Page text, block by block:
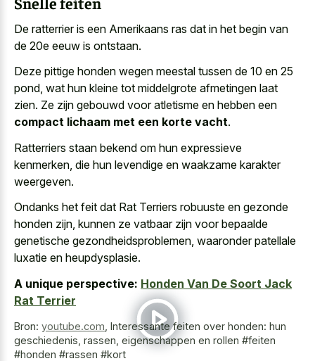
De ratterrier is een Amerikaans ras dat in het begin van
de 20e eeuw is ontstaan.
Deze pittige honden wegen meestal tussen de 10 en 25
pond, wat hun kleine tot middelgrote afmetingen laat
zien. Ze zijn gebouwd voor atletisme en hebben een
compact lichaam met een korte vacht.
Ratterriers staan bekend om hun expressieve
kenmerken, die hun levendige en waakzame karakter
weergeven.
Ondanks het feit dat Rat Terriers robuuste en gezonde
honden zijn, kunnen ze vatbaar zijn voor bepaalde
genetische gezondheidsproblemen, waaronder patellale
luxatie en heupdysplasie.
A unique perspective: Honden Van De Soort Jack
Rat Terrier
Bron: youtube.com Interessante feiten over honden: hun
geschiedenis, rassen, eigenschappen en rollen #feiten
#honden #rassen #kort